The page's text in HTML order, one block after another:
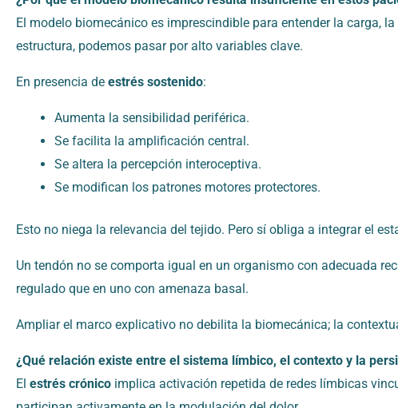
El modelo biomecánico es imprescindible para entender la carga,
estructura, podemos pasar por alto variables clave.
En presencia de estrés sostenido:
Aumenta la sensibilidad periférica.
Se facilita la amplificación central.
Se altera la percepción interoceptiva.
Se modifican los patrones motores protectores.
Esto no niega la relevancia del tejido. Pero sí obliga a integrar el
Un tendón no se comporta igual en un organismo con adecuada
regulado que en uno con amenaza basal.
Ampliar el marco explicativo no debilita la biomecánica; la
¿Qué relación existe entre el sistema límbico, el contexto y la
El estrés crónico implica activación repetida de redes límbicas